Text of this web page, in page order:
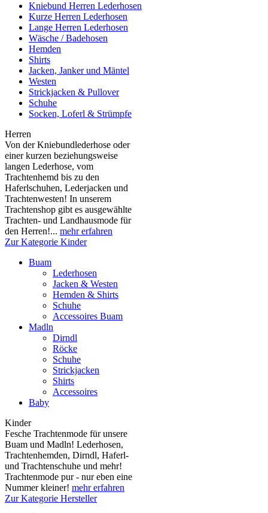
Kniebund Herren Lederhosen
Kurze Herren Lederhosen
Lange Herren Lederhosen
Wäsche / Badehosen
Hemden
Shirts
Jacken, Janker und Mäntel
Westen
Strickjacken & Pullover
Schuhe
Socken, Loferl & Strümpfe
Herren
Von der Kniebundlederhose oder
einer kurzen beziehungsweise
langen Lederhose, vom
Trachtenhemd bis zu den
Haferlschuhen, Lederjacken und
Trachtenwesten! In unserem
Trachtenshop gibt es ausgewählte
Trachten- und Landhausmode für
den Herren!... mehr erfahren
Zur Kategorie Kinder
Buam
Lederhosen
Jacken & Westen
Hemden & Shirts
Schuhe
Accessoires Buam
Madln
Dirndl
Röcke
Schuhe
Strickjacken
Shirts
Accessoires
Baby
Kinder
Fesche Trachtenmode für unsere
Buam und Madln! Lederhosen,
Trachtenhemden, Dirndl, Haferl-
und Trachtenschuhe und mehr!
Trachtenmode pur - nur eben eine
Nummer kleiner! mehr erfahren
Zur Kategorie Hersteller